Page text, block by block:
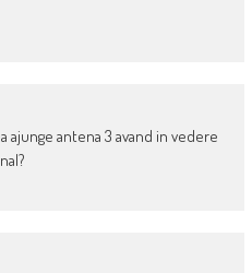
ajunge antena 3 avand in vedere